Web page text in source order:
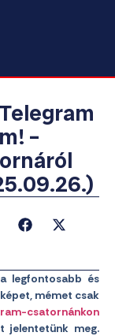
–
legfontosabb és
mémet csak
csatornánkon
jelentetünk meg.